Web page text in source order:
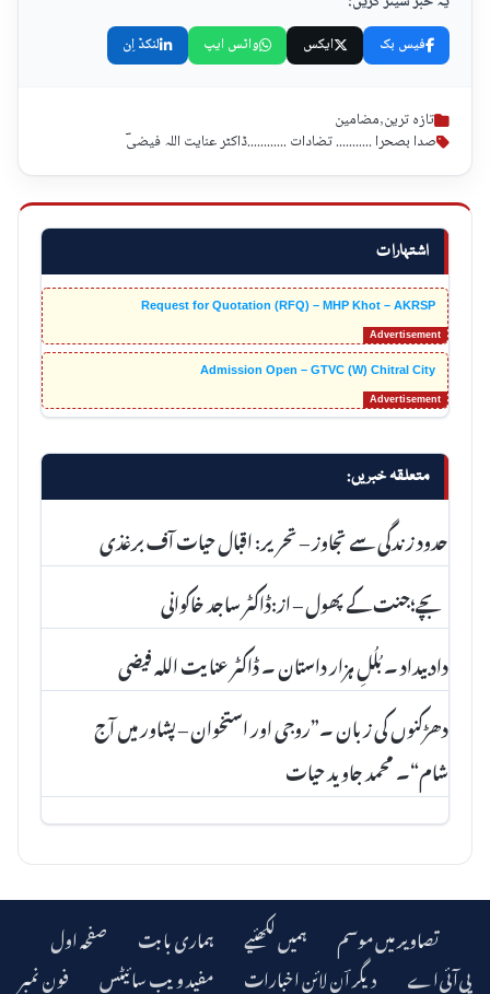
اشتہارات
Request for Quotation (RFQ) – MHP Khot – AKRSP
Admission Open – GTVC (W) Chitral City
متعلقہ خبریں:
حدود زندگی سے تجاوز – تحریر: اقبال حیات آف برغذی
بچے؛جنت کے پھول – از:ڈاکٹر ساجد خاکوانی
داد بیداد ۔ بُلُلِ ہزار داستان ۔ ڈاکٹر عنا یت اللہ فیضی
دھڑکنوں کی زبان ۔”روجی اور استخوان – پشاور میں آج
شام“۔ محمد جاوید حیات
فیس بک ایکس واٹس ایپ لنکڈ اِن
تازہ ترین,مضامین
صدا بصحرا ........... تضادات ............ڈاکٹر عنایت اللہ فیضیؔ
صفحہ اول ہماری بابت ہمیں لکھئیے
تصاویر میں موسم
فون نمبر
مفید ویب سائیٹس دیگر اؔن لائن اخبارات